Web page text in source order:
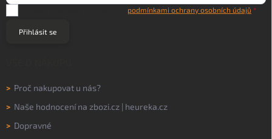
podmínkami ochrany osobních údajů
Přihlásit se
> Proč nakupovat u nás?
> Naše hodnocení na zbozi.cz | heureka.cz
> Dopravné